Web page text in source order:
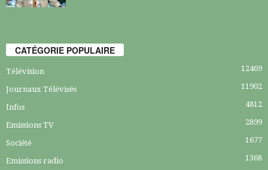
CATÉGORIE POPULAIRE
Télévision 12469
Journaux Télévisés 11902
Infos 4812
Emissions TV 2899
Société 1677
Emissions radio 1368